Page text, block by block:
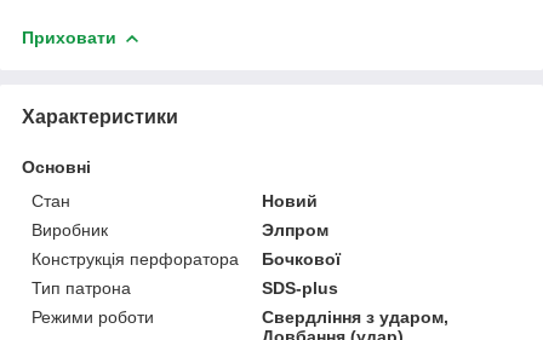
Приховати
Характеристики
Основні
Стан
Новий
Виробник
Элпром
Конструкція перфоратора
Бочкової
Тип патрона
SDS-plus
Режими роботи
Свердління з ударом,
Довбання (удар),